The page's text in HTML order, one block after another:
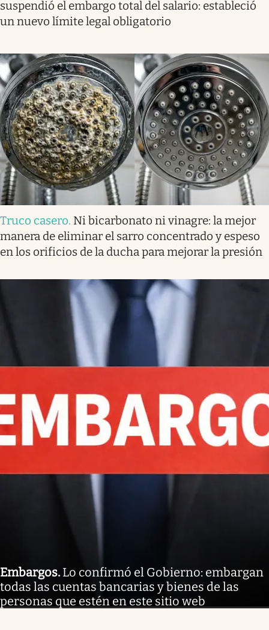
suspendió el embargo total del salario: estableció
un nuevo límite legal obligatorio
Truco casero. Ni bicarbonato ni vinagre: la mejor
manera de eliminar el sarro concentrado y espeso
en los orificios de la ducha para mejorar la presión
Embargos. Lo confirmó el Gobierno: embargan
todas las cuentas bancarias y bienes de las
personas que estén en este sitio web